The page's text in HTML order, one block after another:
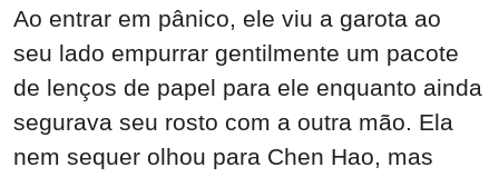
Ao entrar em pânico, ele viu a garota ao
seu lado empurrar gentilmente um pacote
de lenços de papel para ele enquanto ainda
segurava seu rosto com a outra mão. Ela
nem sequer olhou para Chen Hao, mas